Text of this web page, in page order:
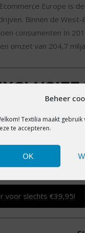
Beheer
Textilia maakt gebruik
te accepteren.
OK
Europe is
Binnen de West-
consumenten In
omzet van 204,7
content?Word
content en het
Klik hier.
voor slechts €39,95!